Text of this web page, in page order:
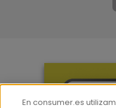
En consumer.es